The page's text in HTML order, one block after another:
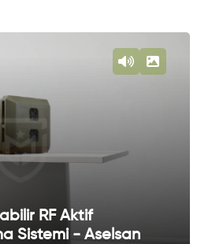
RF Aktif
Sistemi - Aselsan